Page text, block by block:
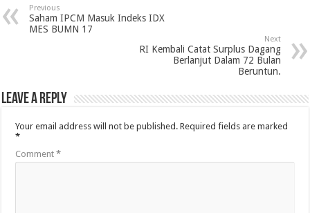
Previous
Saham IPCM Masuk Indeks IDX
MES BUMN 17
Next
RI Kembali Catat Surplus Dagang
Berlanjut Dalam 72 Bulan
Beruntun.
Leave a Reply
Your email address will not be published. Required fields are marked
*
Comment*